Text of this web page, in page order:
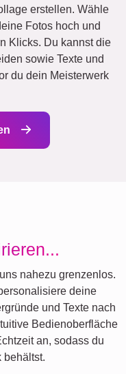
erstellen. Wähle
Fotos hoch und
Klicks. Du kannst die
sowie Texte und
du dein Meisterwerk
nahezu grenzenlos.
deine
und Texte nach
Bedienoberfläche
an, sodass du
behältst.